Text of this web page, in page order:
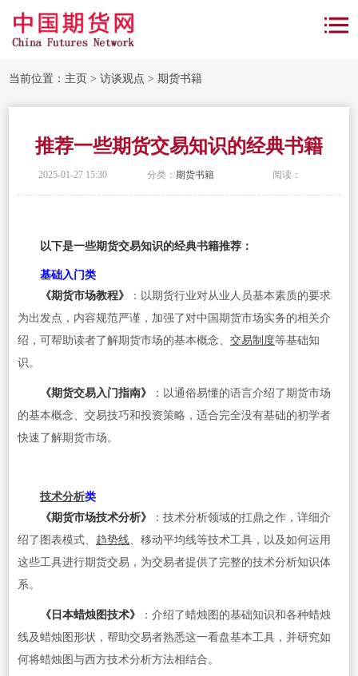
当前位置： 主页 >访谈观点 >期货书籍
推荐一些期货交易知识的经典书籍
2025-01-27 15:30 分类： 期货书籍 阅读：
以下是一些期货交易知识的经典书籍推荐：
基础入门类
《期货市场教程》
：以期货行业对从业人员基本素质的要求
为出发点，内容规范严谨，加强了对中国期货市场实务的相关介
绍，可帮助读者了解期货市场的基本概念、 交易制度等基础知
识。
《期货交易入门指南》
：以通俗易懂的语言介绍了期货市场
的基本概念、交易技巧和投资策略，适合完全没有基础的初学者
快速了解期货市场。
技术分析类
《期货市场技术分析》
：技术分析领域的扛鼎之作，详细介
绍了图表模式、 趋势线、移动平均线等技术工具，以及如何运用
这些工具进行期货交易，为交易者提供了完整的技术分析知识体
系。
《日本蜡烛图技术》
：介绍了蜡烛图的基础知识和各种蜡烛
线及蜡烛图形状，帮助交易者熟悉这一看盘基本工具，并研究如
何将蜡烛图与西方技术分析方法相结合。